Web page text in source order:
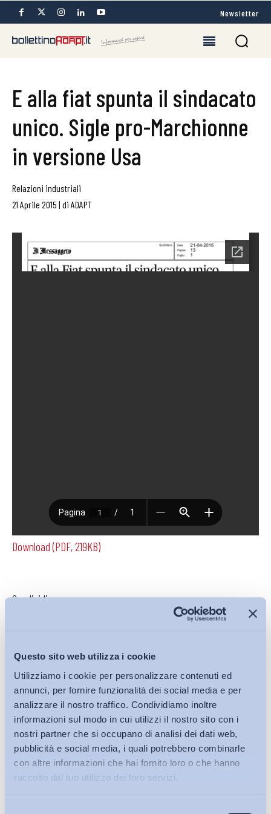
Questo sito web utilizza i cookie
Utilizziamo i cookie per personalizzare contenuti ed
annunci, per fornire funzionalità dei social media e per
analizzare il nostro traffico. Condividiamo inoltre
informazioni sul modo in cui utilizzi il nostro sito con i
nostri partner che si occupano di analisi dei dati web,
pubblicità e social media, i quali potrebbero combinarle
con altre informazioni che hai fornito loro o che hanno
raccolto dal tuo utilizzo dei loro servizi.
Newsletter
E alla fiat spunta il sindacato
unico. Sigle pro-Marchionne
in versione Usa
Relazioni industriali
21 Aprile 2015 | di ADAPT
Download (PDF, 219KB)
Condividi su:
Iscriviti alla Newsletter